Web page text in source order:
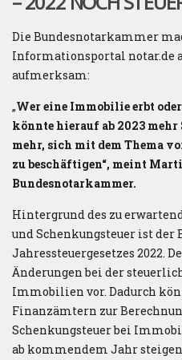
Die Bundesnotarkammer
Informationsportal notar.de
aufmerksam:
„Wer eine Immobilie erbt
könnte hierauf ab 2023 mehr
mehr, sich mit dem Thema
zu beschäftigen“, meint
Bundesnotarkammer.
Hintergrund des zu
und Schenkungsteuer ist der
Jahressteuergesetzes 2022.
Änderungen bei der
Immobilien vor. Dadurch
Finanzämtern zur
Schenkungsteuer bei
ab kommendem Jahr